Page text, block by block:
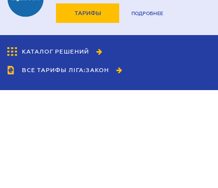
ТАРИФЫ ПОДРОБНЕЕ
КАТАЛОГ РЕШЕНИЙ
ВСЕ ТАРИФЫ ЛІГА:ЗАКОН